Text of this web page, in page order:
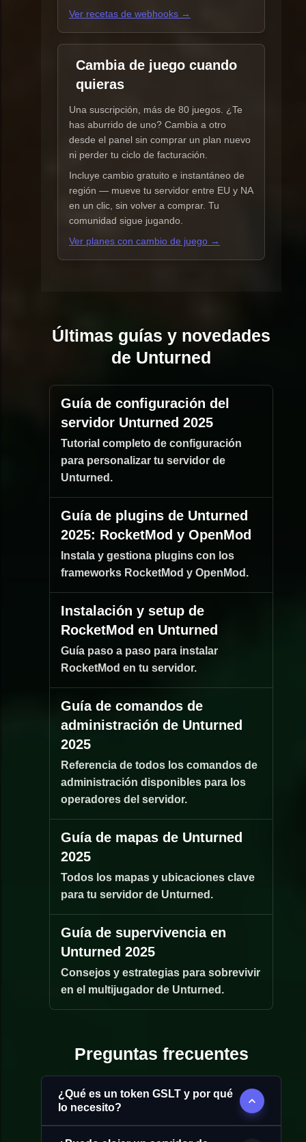
Ver recetas de webhooks →
Cambia de juego cuando
quieras
Una suscripción, más de 80 juegos. ¿Te
has aburrido de uno? Cambia a otro
desde el panel sin comprar un plan nuevo
ni perder tu ciclo de facturación.
Incluye cambio gratuito e instantáneo de
región — mueve tu servidor entre EU y NA
en un clic, sin volver a comprar. Tu
comunidad sigue jugando.
Ver planes con cambio de juego →
Últimas guías y novedades
de Unturned
Guía de configuración del
servidor Unturned 2025
Tutorial completo de configuración
para personalizar tu servidor de
Unturned.
Guía de plugins de Unturned
2025: RocketMod y OpenMod
Instala y gestiona plugins con los
frameworks RocketMod y OpenMod.
Instalación y setup de
RocketMod en Unturned
Guía paso a paso para instalar
RocketMod en tu servidor.
Guía de comandos de
administración de Unturned
2025
Referencia de todos los comandos de
administración disponibles para los
operadores del servidor.
Guía de mapas de Unturned
2025
Todos los mapas y ubicaciones clave
para tu servidor de Unturned.
Guía de supervivencia en
Unturned 2025
Consejos y estrategias para sobrevivir
en el multijugador de Unturned.
Preguntas frecuentes
¿Qué es un token GSLT y por qué
lo necesito?